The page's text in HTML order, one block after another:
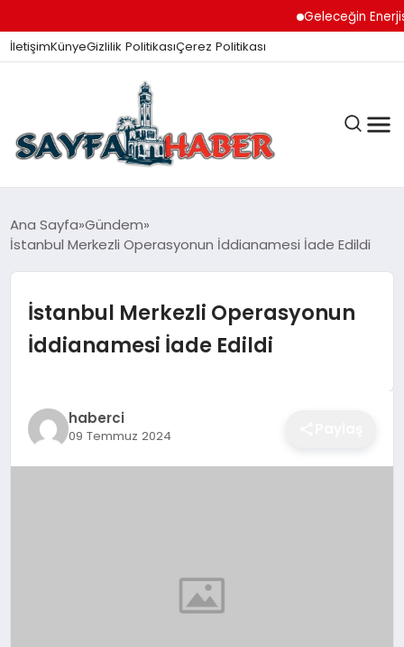
Geleceğin Enerjisi
İletişimKünyeGizlilik PolitikasıÇerez Politikası
ANA SAYFA
İZMIR HABERLERI
EĞITIM
Ana Sayfa Gündem
İstanbul Merkezli Operasyonun İddianamesi İade Edildi
İstanbul Merkezli Operasyonun
İddianamesi İade Edildi
haberci
09 Temmuz 2024